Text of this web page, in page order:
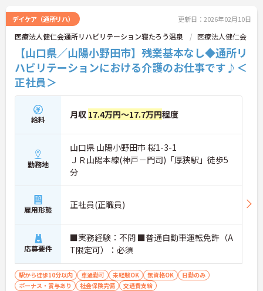
デイケア（通所リハ） 更新日：2026年02月10日
医療法人健仁会通所リハビリテーション寝たろう温泉 医療法人健仁会
【山口県／山陽小野田市】残業基本なし◆通所リ
ハビリテーションにおける介護のお仕事です♪＜
正社員＞
給料 月収 17.4万円～17.7万円程度
勤務地
山口県 山陽小野田市 桜1-3-1
ＪＲ山陽本線(神戸－門司)「厚狭駅」徒歩5
分
雇用形態 正社員(正職員)
応募要件
■実務経験：不問 ■普通自動車運転免許（A
T限定可）：必須
駅から徒歩10分以内 車通勤可 未経験OK 無資格OK
日勤のみ
ボーナス・賞与あり
社会保険完備 交通費支給